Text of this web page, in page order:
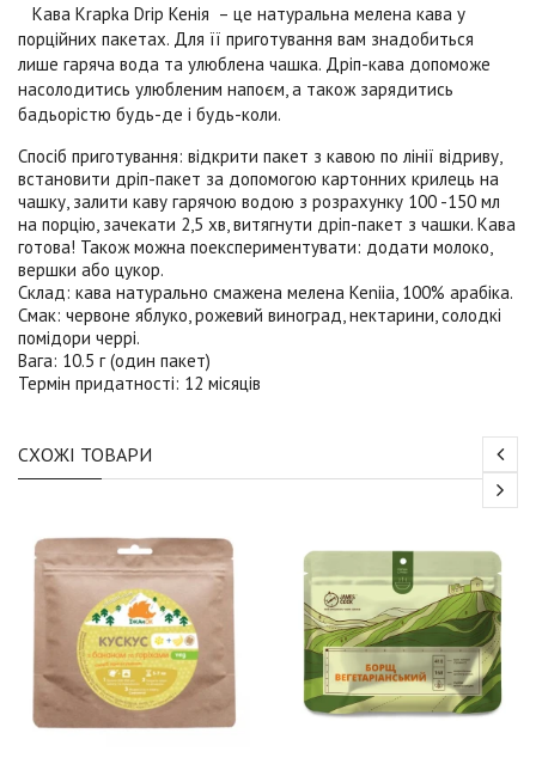
Кава Krapka Drip Кенія – це натуральна мелена кава у
порційних пакетах. Для її приготування вам знадобиться
лише гаряча вода та улюблена чашка. Дріп-кава допоможе
насолодитись улюбленим напоєм, а також зарядитись
бадьорістю будь-де і будь-коли.
Спосіб приготування: відкрити пакет з кавою по лінії відриву,
встановити дріп-пакет за допомогою картонних крилець на
чашку, залити каву гарячою водою з розрахунку 100 -150 мл
на порцію, зачекати 2,5 хв, витягнути дріп-пакет з чашки. Кава
готова! Також можна поекспериментувати: додати молоко,
вершки або цукор.
Склад: кава натурально смажена мелена Keniia, 100% арабіка.
Смак: червоне яблуко, рожевий виноград, нектарини, солодкі
помідори черрі.
Вага: 10.5 г (один пакет)
Термін придатності: 12 місяців
СХОЖІ ТОВАРИ